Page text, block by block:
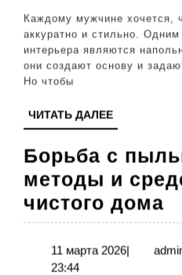
советы
по
чистоте
блеска
Каждому мужчине хочется, чтобы его дом выглядел
аккуратно и стильно.
интерьера являются
они создают основу и
Но чтобы
ЧИТАТЬ ДАЛЕЕЧИТАТЬ
ДАЛЕЕ
Борьба с
методы и
чистого дома
с
11 марта 202611
|
23:44